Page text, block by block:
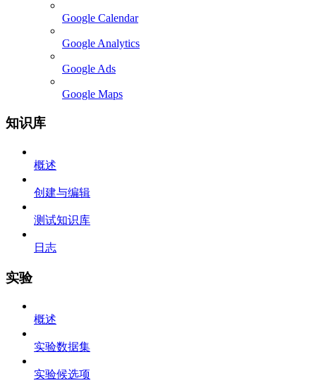
Google Calendar
Google Analytics
Google Ads
Google Maps
知识库
概述
创建与编辑
测试知识库
日志
实验
概述
实验数据集
实验候选项